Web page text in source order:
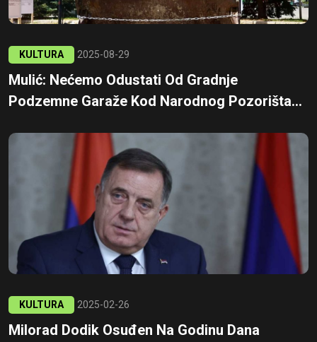
KULTURA 2025-08-29
Mulić: Nećemo Odustati Od Gradnje
Podzemne Garaže Kod Narodnog Pozorišta...
KULTURA 2025-02-26
Milorad Dodik Osuđen Na Godinu Dana